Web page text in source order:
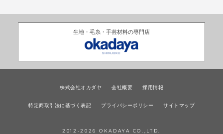
生地・毛糸・手芸材料の専門店
株式会社オカダヤ 会社概要 採用情報
特定商取引法に基づく表記 プライバシーポリシー サイトマップ
2012- 2026 OKADAYA CO.,LTD.